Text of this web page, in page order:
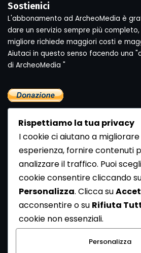
Sostienici
L'abbonamento ad ArcheoMedia è
dare un servizio sempre più
migliore richiede maggiori costi e
Aiutaci in questo senso facendo una
di ArcheoMedia "
Newsletter
Se vuoi ricevere la Rivista gratuita di
dalla Redazione di ArcheoMedia
Newsletter [Clicca Qui]
Con l'invio del messaggio l'utente
l’informativa sulla privacy e di
Rispettiamo la tua privacy
I cookie ci aiutano a
esperienza, fornire contenuti
analizzare il traffico. Puoi
cookie consentire cliccando
Personalizza. Clicca su
acconsentire o su Rifiuta
cookie non essenziali.
Personalizza